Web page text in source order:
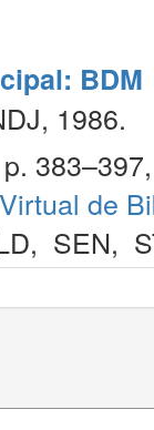
BDM
1986.
de
, SEN,